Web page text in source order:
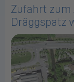
Zufahrt
Dräggspatz